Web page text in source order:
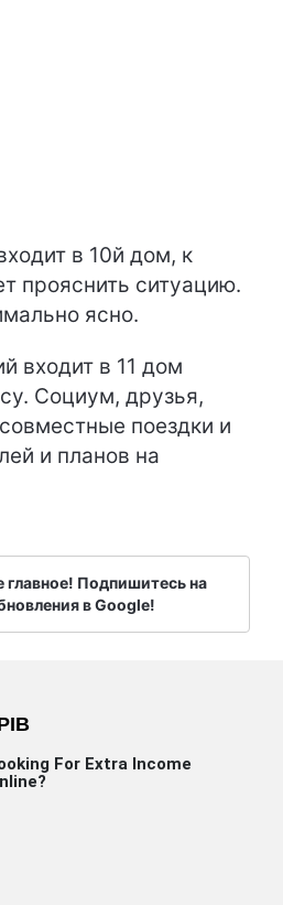
в 10й дом, к
прояснить ситуацию.
ясно.
входит в 11 дом
Социум, друзья,
поездки и
и планов на
главное! Подпишитесь на
в Google!